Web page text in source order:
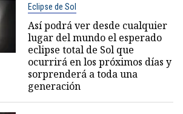
Eclipse de Sol
Así podrá ver desde cualquier
lugar del mundo el esperado
eclipse total de Sol que
ocurrirá en los próximos días y
sorprenderá a toda una
generación